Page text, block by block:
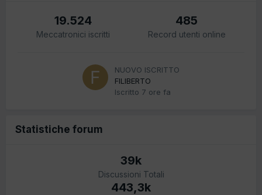
19.524
Meccatronici iscritti
485
Record utenti online
NUOVO ISCRITTO
FILIBERTO
Iscritto 7 ore fa
Statistiche forum
39k
Discussioni Totali
443,3k